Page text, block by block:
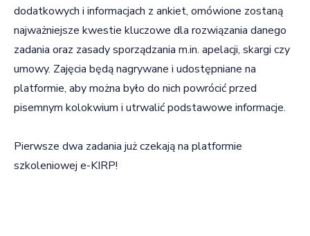
dodatkowych i informacjach z ankiet, omówione zostaną
najważniejsze kwestie kluczowe dla rozwiązania danego
zadania oraz zasady sporządzania m.in. apelacji, skargi czy
umowy. Zajęcia będą nagrywane i udostępniane na
platformie, aby można było do nich powrócić przed
pisemnym kolokwium i utrwalić podstawowe informacje.
Pierwsze dwa zadania już czekają na platformie
szkoleniowej e-KIRP!